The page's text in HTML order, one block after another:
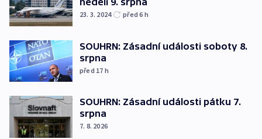
23. 3. 2024 před 6 h
SOUHRN: Zásadní události soboty 8.
srpna
před 17 h
SOUHRN: Zásadní události pátku 7.
srpna
7. 8. 2026